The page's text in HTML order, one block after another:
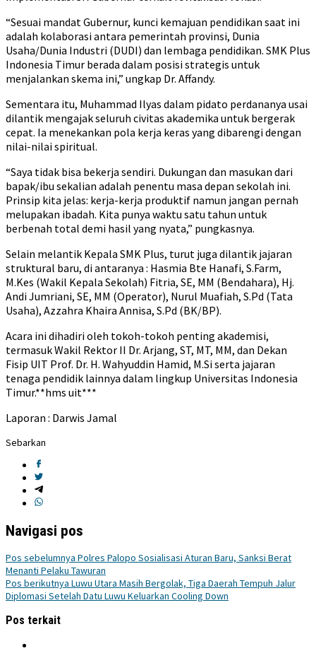
“Sesuai mandat Gubernur, kunci kemajuan pendidikan saat ini
adalah kolaborasi antara pemerintah provinsi, Dunia
Usaha/Dunia Industri (DUDI) dan lembaga pendidikan. SMK Plus
Indonesia Timur berada dalam posisi strategis untuk
menjalankan skema ini,” ungkap Dr. Affandy.
Sementara itu, Muhammad Ilyas dalam pidato perdananya usai
dilantik mengajak seluruh civitas akademika untuk bergerak
cepat. Ia menekankan pola kerja keras yang dibarengi dengan
nilai-nilai spiritual.
“Saya tidak bisa bekerja sendiri. Dukungan dan masukan dari
bapak/ibu sekalian adalah penentu masa depan sekolah ini.
Prinsip kita jelas: kerja-kerja produktif namun jangan pernah
melupakan ibadah. Kita punya waktu satu tahun untuk
berbenah total demi hasil yang nyata,” pungkasnya.
Selain melantik Kepala SMK Plus, turut juga dilantik jajaran
struktural baru, di antaranya : Hasmia Bte Hanafi, S.Farm,
M.Kes (Wakil Kepala Sekolah) Fitria, SE, MM (Bendahara), Hj.
Andi Jumriani, SE, MM (Operator), Nurul Muafiah, S.Pd (Tata
Usaha), Azzahra Khaira Annisa, S.Pd (BK/BP).
Acara ini dihadiri oleh tokoh-tokoh penting akademisi,
termasuk Wakil Rektor II Dr. Arjang, ST, MT, MM, dan Dekan
Fisip UIT Prof. Dr. H. Wahyuddin Hamid, M.Si serta jajaran
tenaga pendidik lainnya dalam lingkup Universitas Indonesia
Timur.**hms uit***
Laporan : Darwis Jamal
Sebarkan
Navigasi pos
Pos sebelumnya Polres Palopo Sosialisasi Aturan Baru, Sanksi Berat
Menanti Pelaku Tawuran
Pos berikutnya Luwu Utara Masih Bergolak, Tiga Daerah Tempuh Jalur
Diplomasi Setelah Datu Luwu Keluarkan Cooling Down
Pos terkait